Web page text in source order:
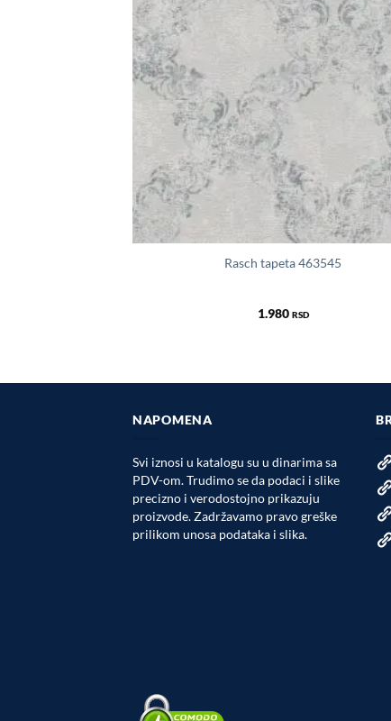
Rasch tapeta 463545
1.980 RSD
NAPOMENA
Svi iznosi u katalogu su u dinarima sa
PDV-om. Trudimo se da podaci i slike
precizno i verodostojno prikazuju
proizvode. Zadržavamo pravo greške
prilikom unosa podataka i slika.